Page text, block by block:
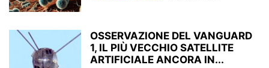
OSSERVAZIONE DEL VANGUARD
1, IL PIÙ VECCHIO SATELLITE
ARTIFICIALE ANCORA IN...